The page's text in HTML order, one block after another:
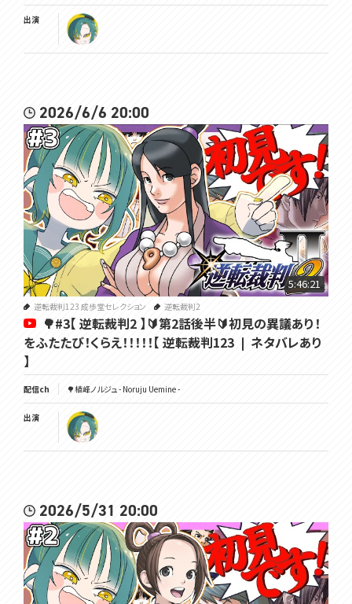
出演
2026/6/6 20:00
5:46:21
逆転裁判123 成歩堂セレクション 逆転裁判2
🌳#3【 逆転裁判2 】🔰第2話後半🔰初見の異議あり！
をふたたび！くらえ！！！！！【 逆転裁判123 ❘ ネタバレあり
】
配信ch 🌳植峰ノルジュ - Noruju Uemine -
出演
2026/5/31 20:00